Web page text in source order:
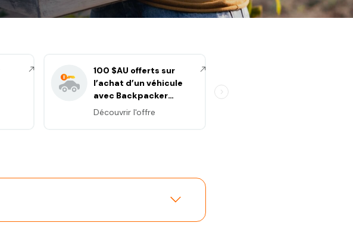
100 $AU offerts sur
l’achat d’un véhicule
avec Backpacker
Cars
Découvrir l'offre